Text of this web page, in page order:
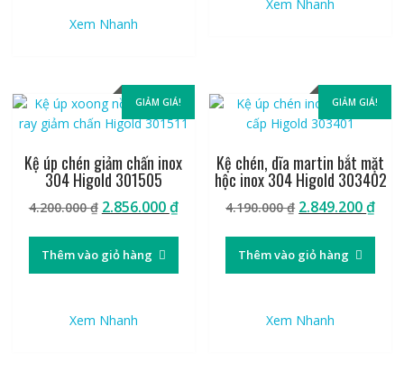
Xem Nhanh
Xem Nhanh
GIẢM GIÁ!
Kệ úp chén giảm chấn inox
304 Higold 301505
4.200.000₫ Giá
là:
4.200.000 ₫.
2.856.000₫Giá
Thêm vào giỏ hàng
Xem Nhanh
GIẢM GIÁ!
Kệ chén, dĩa martin bắt mặt
hộc inox 304 Higold 303402
4.190.000₫ Giá
là:
4.190.000 ₫.
2.849.200₫Giá
Thêm vào giỏ hàng
Xem Nhanh